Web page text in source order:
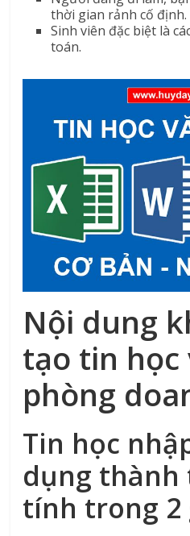
thời gian rảnh cố định.
Sinh viên đặc biệt là
toán.
Nội dung
tạo tin học
phòng
Tin học
dụng thành
tính trong 2